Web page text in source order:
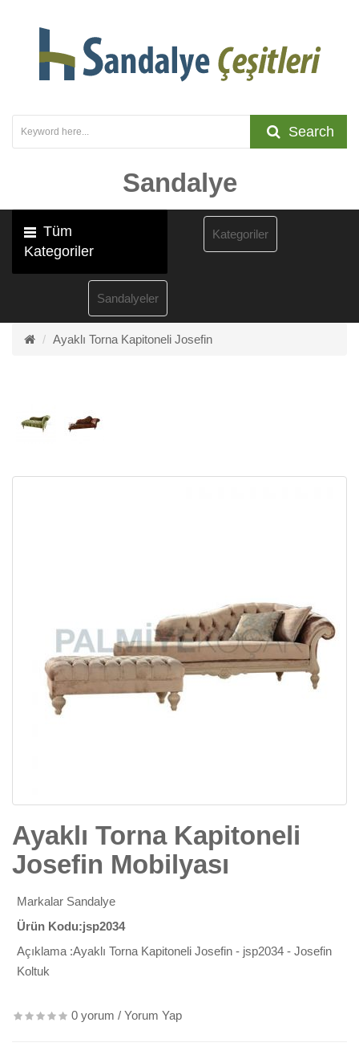
Search
Sandalye
Tüm
Kategoriler
Sandalyeler
Kategoriler
Ayaklı Torna Kapitoneli Josefin
Ayaklı Torna Kapitoneli
Josefin Mobilyası
Markalar Sandalye
Ürün Kodu:jsp2034
Açıklama :Ayaklı Torna Kapitoneli Josefin - jsp2034 - Josefin
Koltuk
0 yorum / Yorum Yap